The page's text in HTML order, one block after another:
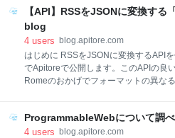
す。下図のような形です。 実行すれば
を取得できます
ようにしました。 API 概念辞書 ～
える～ サンプルコード Java 解説
ジはこちらです。商用利用可能です。
構（NICT）では、大規模かつどなたで
ける日本語の意味辞書を開発すること
2006年から日本語ワードネットの開発
をまず公開いたしました。 日本語ワー
リンスト
【API】RSSをJSONに変換す
blog
4 users blog.apitore.com
はじめに RSSをJSONに変換するAPI
でApitoreで公開します。このAPIの良
Romeのおかげでフォーマットの異な
情報源なので、このAPIをうまく使え
mashup作れそうです。今回はこのAPI
ProgrammableWebについて調
4 users blog.apitore.com